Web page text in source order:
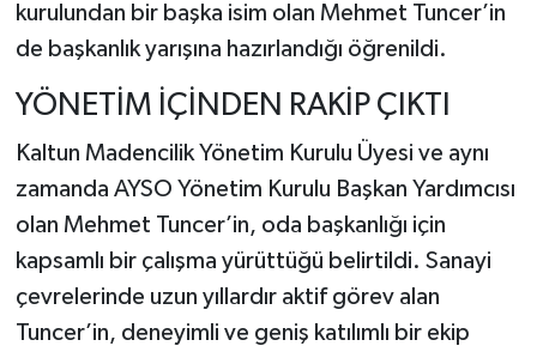
kurulundan bir başka isim olan Mehmet Tuncer’in
de başkanlık yarışına hazırlandığı öğrenildi.
YÖNETİM İÇİNDEN RAKİP ÇIKTI
Kaltun Madencilik Yönetim Kurulu Üyesi ve aynı
zamanda AYSO Yönetim Kurulu Başkan Yardımcısı
olan Mehmet Tuncer’in, oda başkanlığı için
kapsamlı bir çalışma yürüttüğü belirtildi. Sanayi
çevrelerinde uzun yıllardır aktif görev alan
Tuncer’in, deneyimli ve geniş katılımlı bir ekip